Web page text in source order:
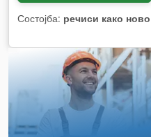
Состојба: речиси како